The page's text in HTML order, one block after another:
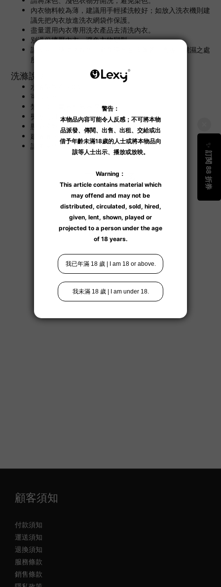
內衣物料較為薄，建議用手輕揉洗較好；如放入洗衣機則建
議先把內衣放進洗衣網袋作保護。
盡量選用內衣專用洗衣產品去清洗內衣。
別過份擠壓內衣，避免衣物變型。
請收納於陰涼之處所，避免陽光直接曝曬、高溫、潮濕之處
所。
洗滌說明
水溫限制在 40°C
可以手洗
禁止使用氯基和氧基漂白劑
熨燙可以在沒有蒸汽的情況下進行
懸掛晾乾
建議溫水／冷水手洗
請將深色、淺色衣物分開洗，避免染色。
了解更多
顧客須知
付款須知
運送須知
退換須知
服務條款
銷售條款